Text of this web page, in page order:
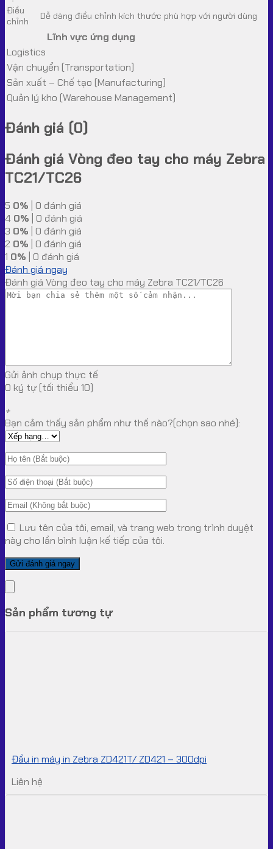
Điều
chỉnh
Dễ dàng điều chỉnh kích thước phù hợp với người dùng
Lĩnh vực ứng dụng
Logistics
Vận chuyển (Transportation)
Sản xuất – Chế tạo (Manufacturing)
Quản lý kho (Warehouse Management)
Đánh giá (0)
Đánh giá Vòng đeo tay cho máy Zebra
TC21/TC26
5 0% | 0 đánh giá
4 0% | 0 đánh giá
3 0% | 0 đánh giá
2 0% | 0 đánh giá
1 0% | 0 đánh giá
Đánh giá ngay
Đánh giá Vòng đeo tay cho máy Zebra TC21/TC26
Gửi ảnh chụp thực tế
0 ký tự (tối thiểu 10)
+
Bạn cảm thấy sản phẩm như thế nào?(chọn sao nhé):
Lưu tên của tôi, email, và trang web trong trình duyệt
này cho lần bình luận kế tiếp của tôi.
Sản phẩm tương tự
Đầu in máy in Zebra ZD421T/ ZD421 – 300dpi
Liên hệ